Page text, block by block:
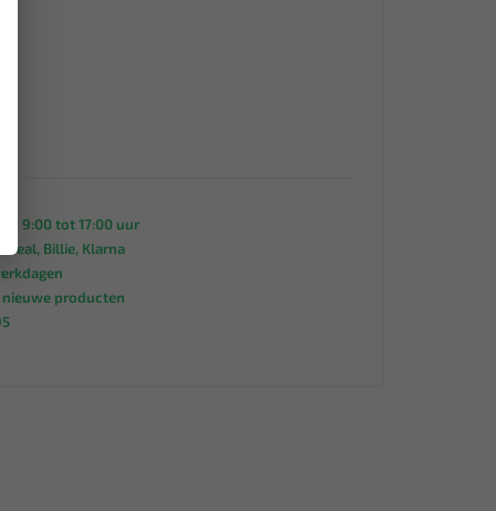
9:00 tot 17:00 uur
iDeal, Billie, Klarna
producten